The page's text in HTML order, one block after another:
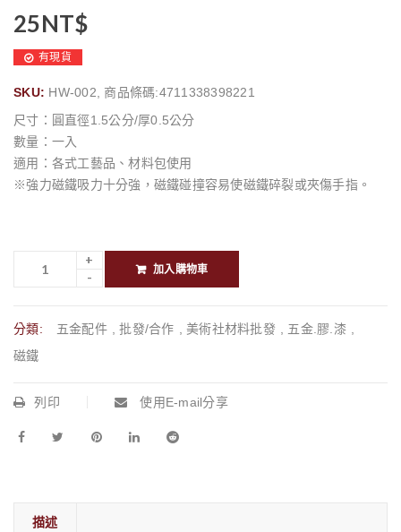
25NT$
有現貨
SKU: HW-002, 商品條碼:4711338398221
尺寸：圓直徑1.5公分/厚0.5公分
數量：一入
適用：各式工藝品、材料包使用
※強力磁鐵吸力十分強，磁鐵碰撞容易使磁鐵碎裂或夾傷手指。
加入購物車
分類: 五金配件 ,批發/合作 美術社材料批發 五金.膠.漆
磁鐵
列印 使用E-mail分享
描述